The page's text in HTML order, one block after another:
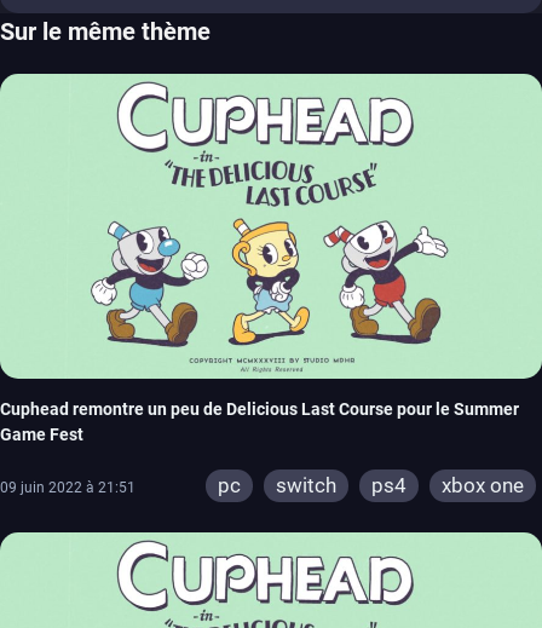
Sur le même thème
Cuphead remontre un peu de Delicious Last Course pour le Summer
Game Fest
09 juin 2022 à 21:51 pc switch ps4 xbox one